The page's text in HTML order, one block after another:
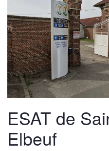
ESAT de
Elbeuf